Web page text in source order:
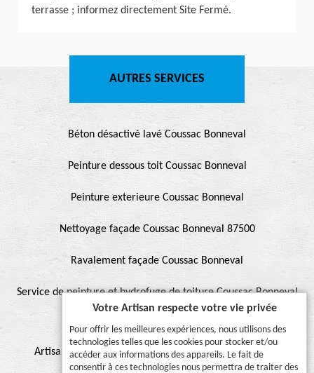
terrasse ; informez directement Site Fermé.
AUTRES SERVICES
Béton désactivé lavé Coussac Bonneval
Peinture dessous toit Coussac Bonneval
Peinture exterieure Coussac Bonneval
Nettoyage façade Coussac Bonneval 87500
Ravalement façade Coussac Bonneval
Service de peinture et hydrofuge de toiture Coussac Bonneval
Artisan pour peinture façade, muret, toiture, boiserie,
Votre Artisan respecte votre vie privée
Pour offrir les meilleures expériences, nous utilisons des
technologies telles que les cookies pour stocker et/ou
accéder aux informations des appareils. Le fait de
consentir à ces technologies nous permettra de traiter des